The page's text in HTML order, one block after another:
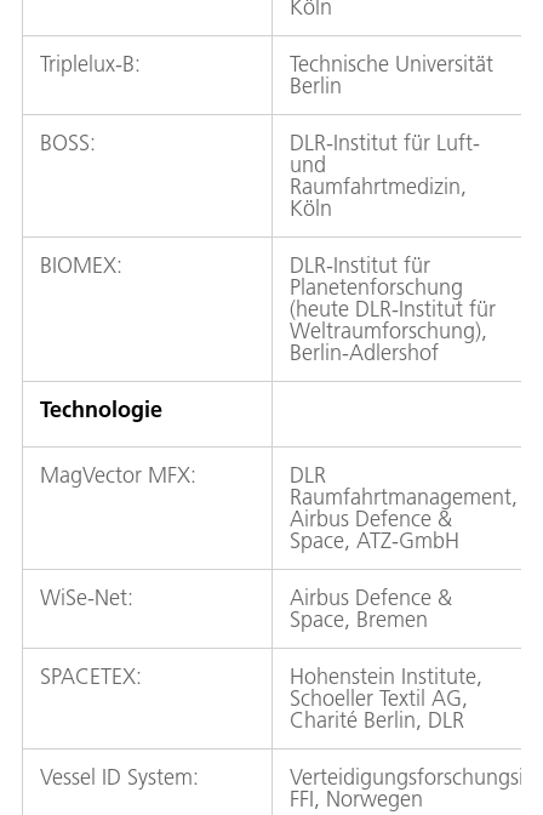
Köln
Triplelux-B: Technische Universität
Berlin
BOSS: DLR-Institut für Luft-
und
Raumfahrtmedizin,
Köln
BIOMEX: DLR-Institut für
Planetenforschung
(heute DLR-Institut für
Weltraumforschung),
Berlin-Adlershof
Technologie
MagVector MFX: DLR
Raumfahrtmanagement,
Airbus Defence &
Space, ATZ-GmbH
WiSe-Net: Airbus Defence &
Space, Bremen
SPACETEX: Hohenstein Institute,
Schoeller Textil AG,
Charité Berlin, DLR
Vessel ID System:
FFI, Norwegen